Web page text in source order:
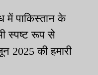
पाकिस्तान के
स्पष्ट रूप से
2025 की हमारी